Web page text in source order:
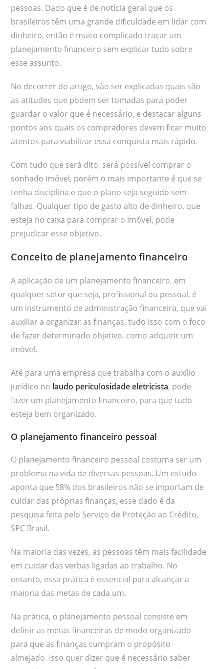
pessoas. Dado que é de notícia geral que os
brasileiros têm uma grande dificuldade em lidar com
dinheiro, então é muito complicado traçar um
planejamento financeiro sem explicar tudo sobre
esse assunto.
No decorrer do artigo, vão ser explicadas quais são
as atitudes que podem ser tomadas para poder
guardar o valor que é necessário, e destacar alguns
pontos aos quais os compradores devem ficar muito
atentos para viabilizar essa conquista mais rápido.
Com tudo que será dito, será possível comprar o
sonhado imóvel, porém o mais importante é que se
tenha disciplina e que o plano seja seguido sem
falhas. Qualquer tipo de gasto alto de dinheiro, que
esteja no caixa para comprar o imóvel, pode
prejudicar esse objetivo.
Conceito de planejamento financeiro
A aplicação de um planejamento financeiro, em
qualquer setor que seja, profissional ou pessoal, é
um instrumento de administração financeira, que vai
auxiliar a organizar as finanças, tudo isso com o foco
de fazer determinado objetivo, como adquirir um
imóvel.
Até para uma empresa que trabalha com o auxílio
jurídico no laudo periculosidade eletricista, pode
fazer um planejamento financeiro, para que tudo
esteja bem organizado.
O planejamento financeiro pessoal
O planejamento financeiro pessoal costuma ser um
problema na vida de diversas pessoas. Um estudo
aponta que 58% dos brasileiros não se importam de
cuidar das próprias finanças, esse dado é da
pesquisa feita pelo Serviço de Proteção ao Crédito,
SPC Brasil.
Na maioria das vezes, as pessoas têm mais facilidade
em cuidar das verbas ligadas ao trabalho. No
entanto, essa prática é essencial para alcançar a
maioria das metas de cada um.
Na prática, o planejamento pessoal consiste em
definir as metas financeiras de modo organizado
para que as finanças cumpram o propósito
almejado. Isso quer dizer que é necessário saber